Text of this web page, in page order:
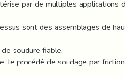
par de multiples applications
sont des assemblages de
soudure fiable.
le procédé de soudage par